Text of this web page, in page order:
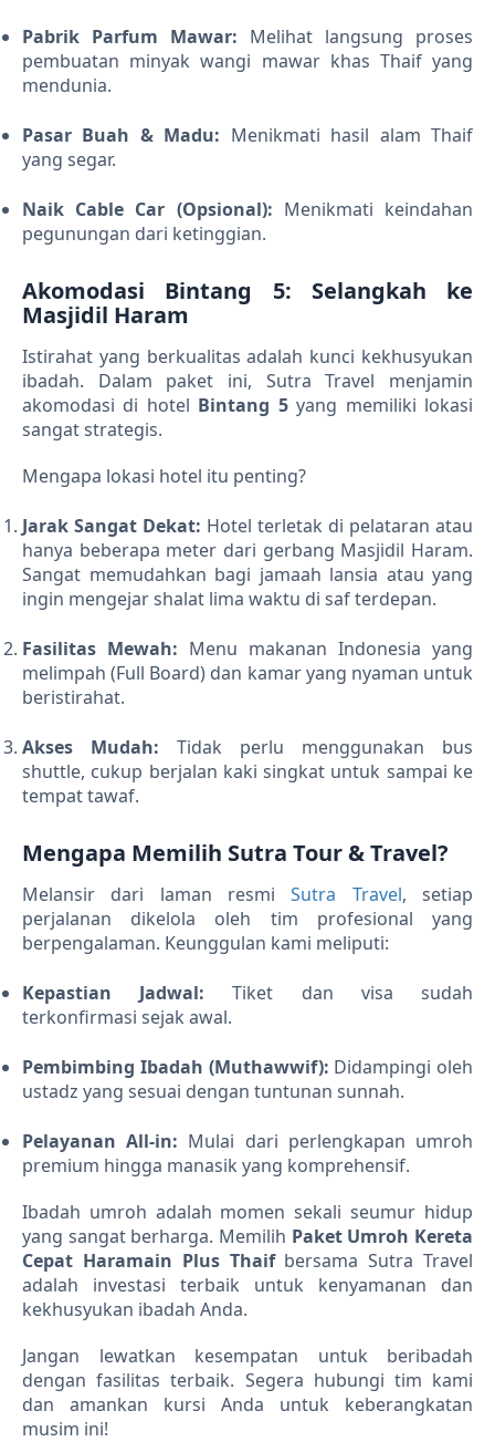
Pabrik Parfum Mawar: Melihat langsung proses
pembuatan minyak wangi mawar khas Thaif yang
mendunia.
Pasar Buah & Madu: Menikmati hasil alam Thaif
yang segar.
Naik Cable Car (Opsional): Menikmati keindahan
pegunungan dari ketinggian.
Akomodasi Bintang 5: Selangkah ke
Masjidil Haram
Istirahat yang berkualitas adalah kunci kekhusyukan
ibadah. Dalam paket ini, Sutra Travel menjamin
akomodasi di hotel Bintang 5yang memiliki lokasi
sangat strategis.
Mengapa lokasi hotel itu penting?
Jarak Sangat Dekat: Hotel terletak di pelataran atau
hanya beberapa meter dari gerbang Masjidil Haram.
Sangat memudahkan bagi jamaah lansia atau yang
ingin mengejar shalat lima waktu di saf terdepan.
Fasilitas Mewah: Menu makanan Indonesia yang
melimpah (Full Board) dan kamar yang nyaman untuk
beristirahat.
Akses Mudah: Tidak perlu menggunakan bus
shuttle, cukup berjalan kaki singkat untuk sampai ke
tempat tawaf.
Mengapa Memilih Sutra Tour & Travel?
Melansir dari laman resmiSutra Travel, setiap
perjalanan dikelola oleh tim profesional yang
berpengalaman. Keunggulan kami meliputi:
Kepastian Jadwal: Tiket dan visa sudah
terkonfirmasi sejak awal.
Pembimbing Ibadah (Muthawwif): Didampingi oleh
ustadz yang sesuai dengan tuntunan sunnah.
Pelayanan All-in: Mulai dari perlengkapan umroh
premium hingga manasik yang komprehensif.
Ibadah umroh adalah momen sekali seumur hidup
yang sangat berharga. Memilih Paket Umroh Kereta
Cepat Haramain Plus Thaifbersama Sutra Travel
adalah investasi terbaik untuk kenyamanan dan
kekhusyukan ibadah Anda.
Jangan lewatkan kesempatan untuk beribadah
dengan fasilitas terbaik. Segera hubungi tim kami
dan amankan kursi Anda untuk keberangkatan
musim ini!